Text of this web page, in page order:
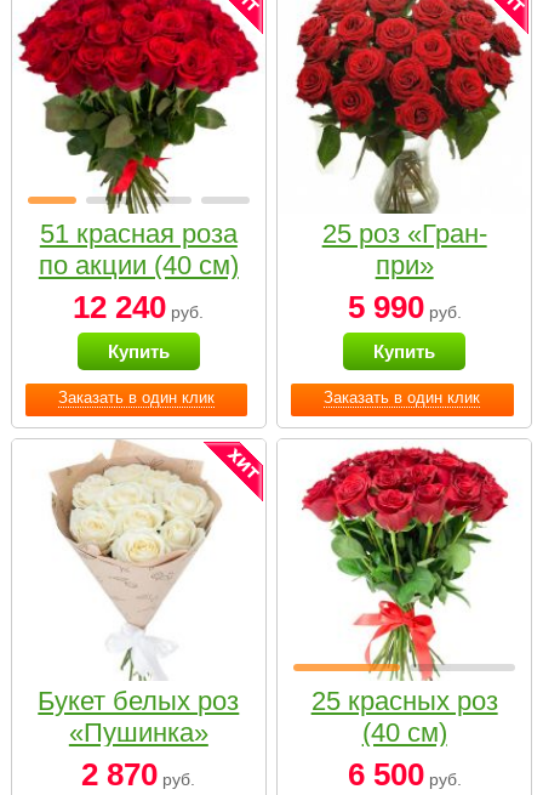
Заказать в один клик
51 красная роза
по акции (40 см)
12 240 руб.
Купить
Заказать в один клик
25 роз «Гран-
при»
5 990руб.
Купить
Букет белых роз
«Пушинка»
2 870 руб.
25 красных роз
(40 см)
6 500руб.